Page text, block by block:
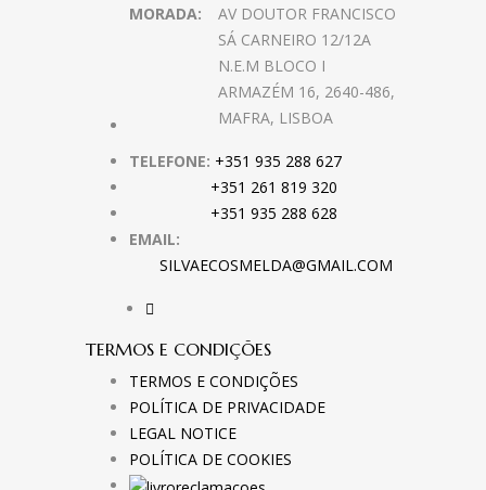
MORADA:
AV DOUTOR FRANCISCO
SÁ CARNEIRO 12/12A
N.E.M BLOCO I
ARMAZÉM 16, 2640-486,
MAFRA, LISBOA
TELEFONE: +351 935 288 627
+351 261 819 320
+351 935 288 628
EMAIL:
SILVAECOSMELDA@GMAIL.COM
TERMOS E CONDIÇÕES
TERMOS E CONDIÇÕES
POLÍTICA DE PRIVACIDADE
LEGAL NOTICE
POLÍTICA DE COOKIES